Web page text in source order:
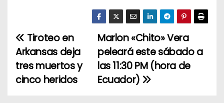
N
a
v
Marlon «Chito» Vera
peleará este sábado a
las 11:30 PM (hora de
Ecuador)
Tiroteo en
Arkansas deja
tres muertos y
cinco heridos